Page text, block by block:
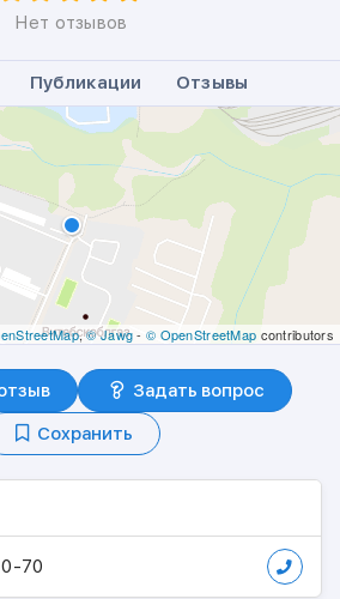
Нет отзывов
Публикации Отзывы
,© Jawg- © OpenStreetMap contributors
Задать вопрос
Сохранить
70